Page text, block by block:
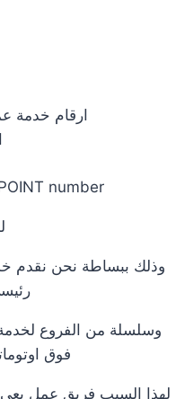
ارقام خدمة
number
وذلك ببساطة نحن نقدم
وسلسلة من الفروع لخدمة
فوق
لهذا السبب فريق عمل يعي